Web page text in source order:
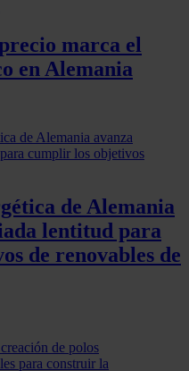
cómo se procesan sus
o retirar su
en la Declaración
usan para personalizar
funciones de redes
compartimos
del sitio web con
publicidad y análisis
con otra información
hayan recopilado a
sus servicios.
marca el
en Alemania
de Alemania
lentitud para
de renovables de